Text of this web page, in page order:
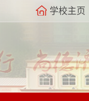
学校主页